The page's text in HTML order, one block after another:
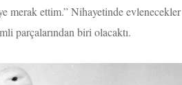
merak ettim.” Nihayetinde
parçalarından biri olacaktı.